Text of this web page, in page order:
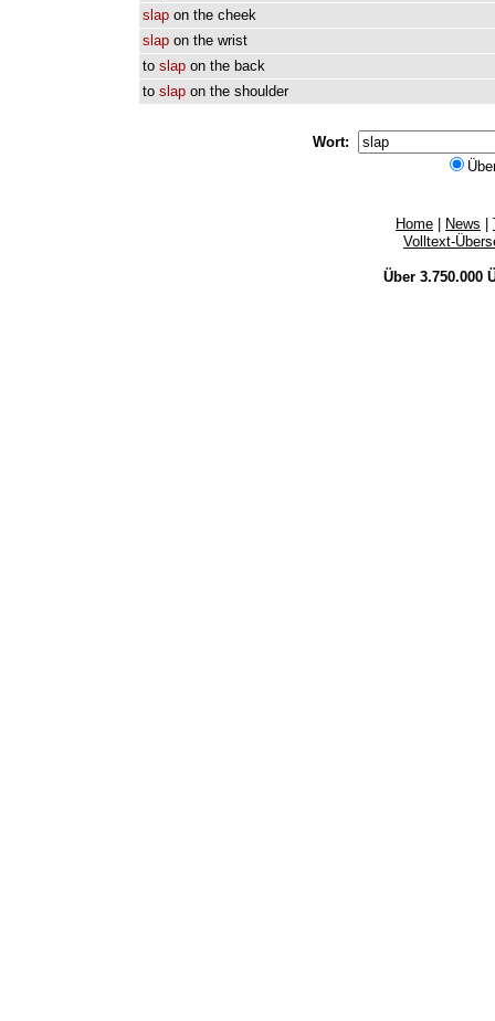
slap on the cheek
slap on the wrist
to slap on the back
to slap on the shoulder
Wort:
Home News
Volltext-
Über 3.750.000